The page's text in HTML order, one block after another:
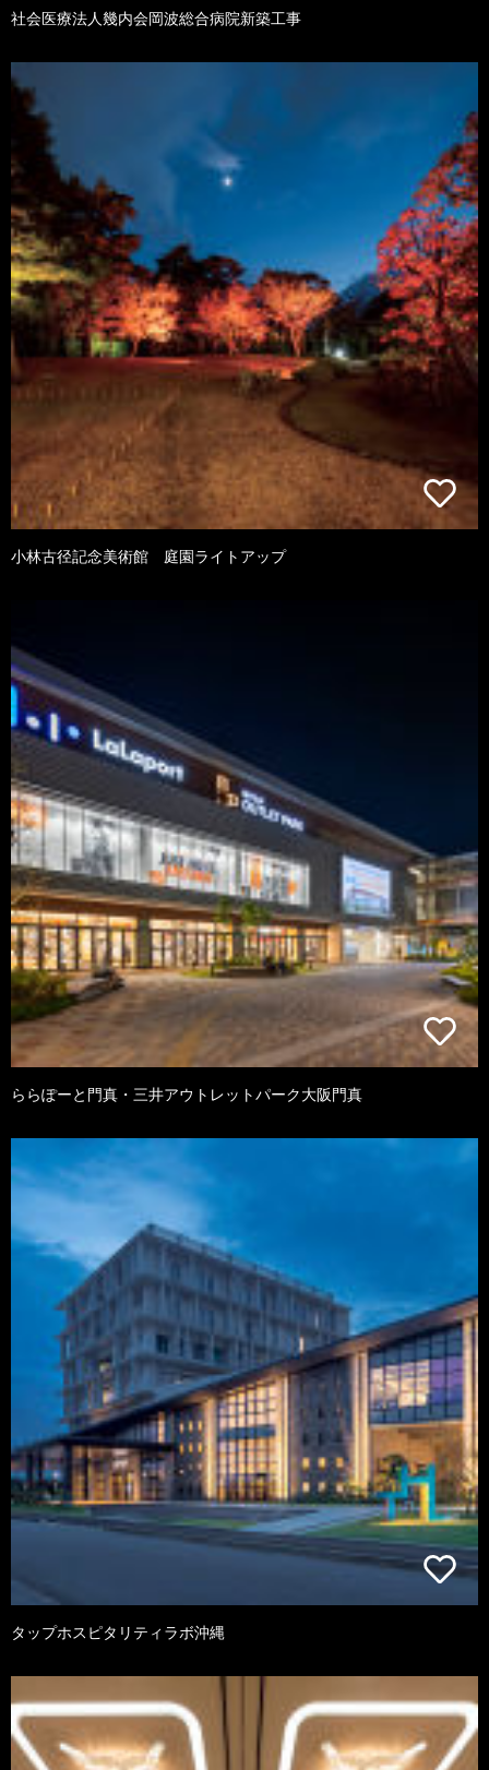
社会医療法人幾内会岡波総合病院新築工事
小林古径記念美術館 庭園ライトアップ
ららぽーと門真・三井アウトレットパーク大阪門真
タップホスピタリティラボ沖縄